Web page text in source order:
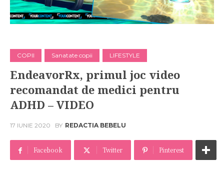
COPII Sanatate copii LIFESTYLE
EndeavorRx, primul joc video
recomandat de medici pentru
ADHD – VIDEO
17 IUNIE 2020 BY REDACTIA BEBELU
Facebook Twitter Pinterest